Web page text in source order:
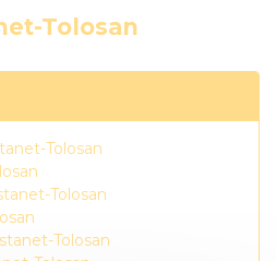
Tolosan
Tolosan
Tolosan
Tolosan